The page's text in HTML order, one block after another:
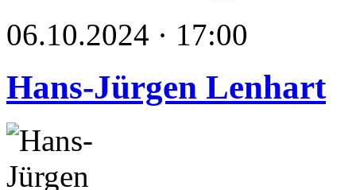
06.10.2024 · 17:00
Hans-Jürgen Lenhart